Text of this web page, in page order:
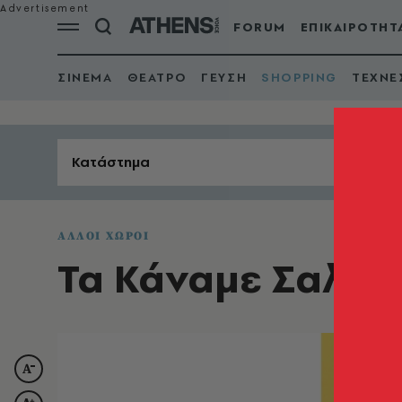
FORUM
ΣΙΝΕΜΑ ΘΕΑΤΡΟ ΓΕΥΣΗ SHOPPING
Κατάστημα
ΑΛΛΟΙ ΧΩΡΟΙ
Τα Κάναμε Σαλάτα